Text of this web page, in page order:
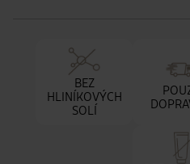
BEZ
HLINÍKOVÝCH
SOLÍ